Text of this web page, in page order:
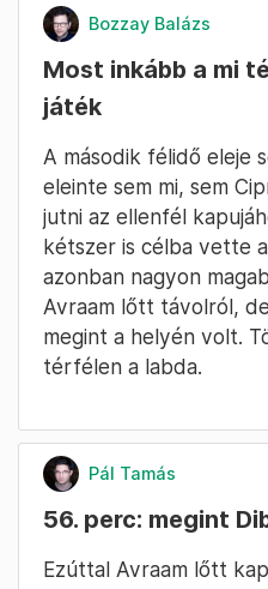
Bozzay Balázs
Most inkább a mi
játék
A második félidő eleje
eleinte sem mi, sem
jutni az ellenfél
kétszer is célba vette
azonban nagyon
Avraam lőtt távolról,
megint a helyén volt.
térfélen a labda.
Pál Tamás
56. perc: megint
Ezúttal Avraam lőtt